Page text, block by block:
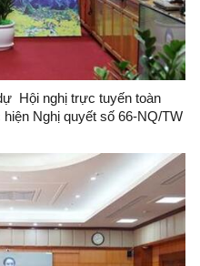
Hội nghị trực tuyến toàn
Nghị quyết số 66-NQ/TW